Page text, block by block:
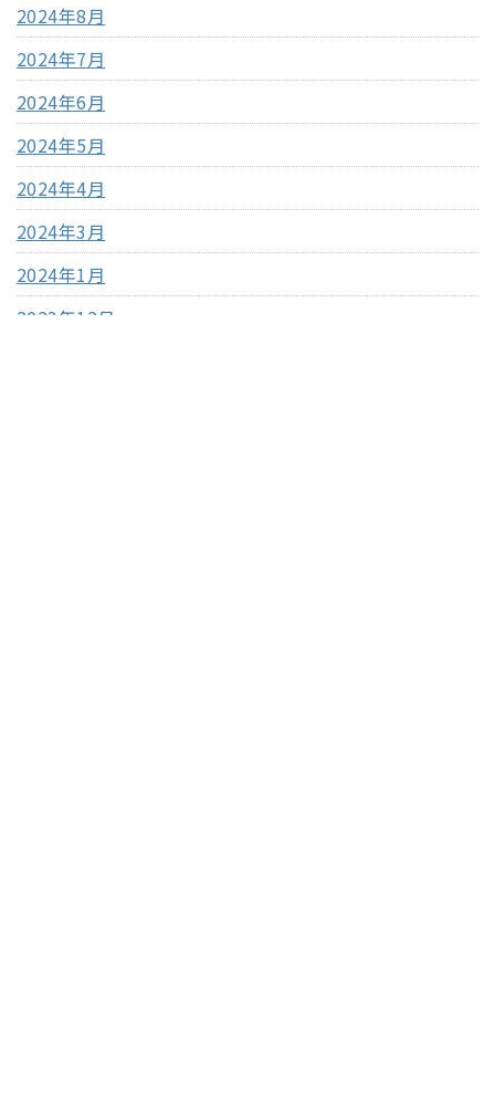
2024年8月
2024年7月
2024年6月
2024年5月
2024年4月
2024年3月
2024年1月
2023年12月